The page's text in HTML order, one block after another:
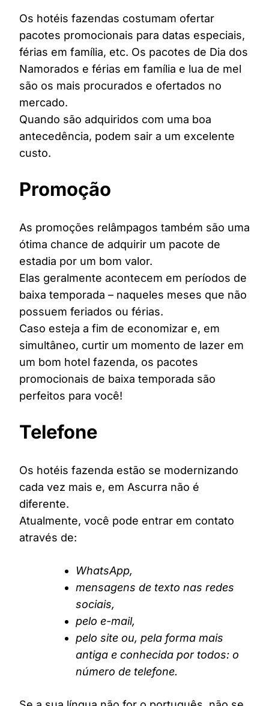
Os hotéis fazendas costumam ofertar
pacotes promocionais para datas especiais,
férias em família, etc. Os pacotes de Dia dos
Namorados e férias em família e lua de mel
são os mais procurados e ofertados no
mercado.
Quando são adquiridos com uma boa
antecedência, podem sair a um excelente
custo.
Promoção
As promoções relâmpagos também são uma
ótima chance de adquirir um pacote de
estadia por um bom valor.
Elas geralmente acontecem em períodos de
baixa temporada – naqueles meses que não
possuem feriados ou férias.
Caso esteja a fim de economizar e, em
simultâneo, curtir um momento de lazer em
um bom hotel fazenda, os pacotes
promocionais de baixa temporada são
perfeitos para você!
Telefone
Os hotéis fazenda estão se modernizando
cada vez mais e, em Ascurra não é
diferente.
Atualmente, você pode entrar em contato
através de:
WhatsApp,
mensagens de texto nas redes
sociais,
pelo e-mail,
pelo site ou, pela forma mais
antiga e conhecida por todos: o
número de telefone.